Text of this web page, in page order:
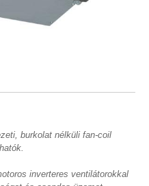
burkolat nélküli fan-coil
inverteres ventilátorokkal